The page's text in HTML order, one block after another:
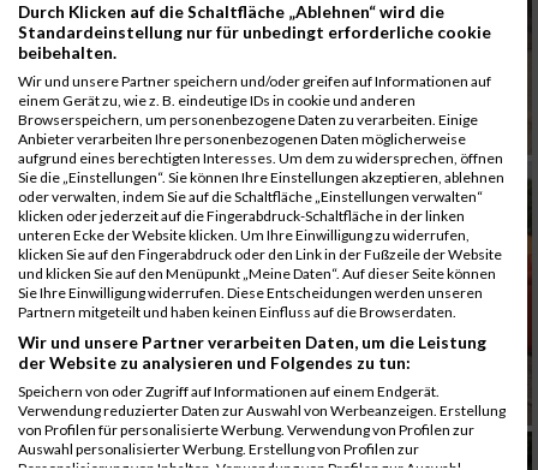
Durch Klicken auf die Schaltfläche „Ablehnen“ wird die
Standardeinstellung nur für unbedingt erforderliche cookie
beibehalten.
Wir und unsere Partner speichern und/oder greifen auf Informationen auf
einem Gerät zu, wie z. B. eindeutige IDs in cookie und anderen
Browserspeichern, um personenbezogene Daten zu verarbeiten. Einige
Anbieter verarbeiten Ihre personenbezogenen Daten möglicherweise
aufgrund eines berechtigten Interesses. Um dem zu widersprechen, öffnen
Sie die „Einstellungen“. Sie können Ihre Einstellungen akzeptieren, ablehnen
oder verwalten, indem Sie auf die Schaltfläche „Einstellungen verwalten“
klicken oder jederzeit auf die Fingerabdruck-Schaltfläche in der linken
unteren Ecke der Website klicken. Um Ihre Einwilligung zu widerrufen,
klicken Sie auf den Fingerabdruck oder den Link in der Fußzeile der Website
und klicken Sie auf den Menüpunkt „Meine Daten“. Auf dieser Seite können
Sie Ihre Einwilligung widerrufen. Diese Entscheidungen werden unseren
Partnern mitgeteilt und haben keinen Einfluss auf die Browserdaten.
Wir und unsere Partner verarbeiten Daten, um die Leistung
der Website zu analysieren und Folgendes zu tun:
Speichern von oder Zugriff auf Informationen auf einem Endgerät.
Verwendung reduzierter Daten zur Auswahl von Werbeanzeigen. Erstellung
von Profilen für personalisierte Werbung. Verwendung von Profilen zur
Auswahl personalisierter Werbung. Erstellung von Profilen zur